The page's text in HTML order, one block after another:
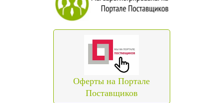
Оферты на Портале
Поставщиков